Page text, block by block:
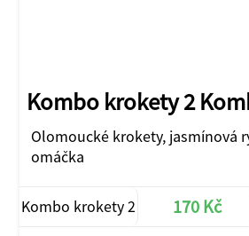
Kombo krokety 2
Olomoucké krokety, jasmínová
omáčka
Kombo krokety 2 170 Kč